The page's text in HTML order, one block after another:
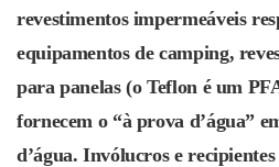
revestimentos impermeáveis
equipamentos de camping,
para panelas (o Teflon é um
fornecem o “à prova d’água”
d’água. Invólucros e